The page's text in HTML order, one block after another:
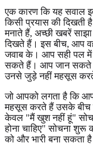
एक कारण कि यह सवाल
किसी प्रयास की दिखती
मनाते हैं, अच्छी खबरें
दिखते हैं। इस बीच, आप
जवाब के। आप सही पल
सकते हैं। आप जान सकते हैं
उनसे जुड़े नहीं महसूस
जो आपको लगता है कि
महसूस करते हैं उसके बीच
केवल "मैं खुश नहीं हूं"
होना चाहिए" सोचना
को और भारी बना सकता